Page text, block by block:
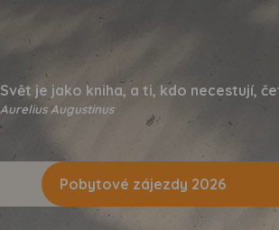
Svět je jako kniha, a ti, kdo necestují,
Aurelius Augustinus
Pobytové zájezdy 2026